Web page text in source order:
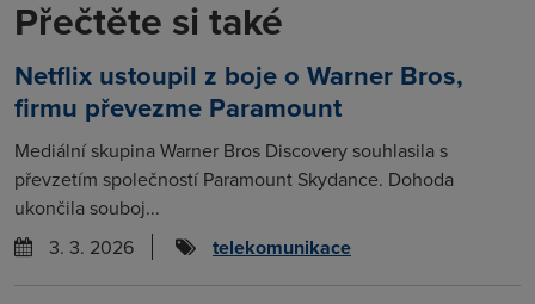
Přečtěte si také
Netflix ustoupil z boje o Warner Bros,
firmu převezme Paramount
Mediální skupina Warner Bros Discovery souhlasila s
převzetím společností Paramount Skydance. Dohoda
ukončila souboj...
3. 3. 2026
telekomunikace